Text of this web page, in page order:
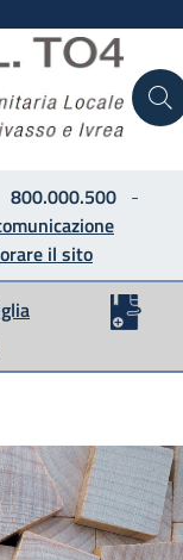
800.000.500-
il sito